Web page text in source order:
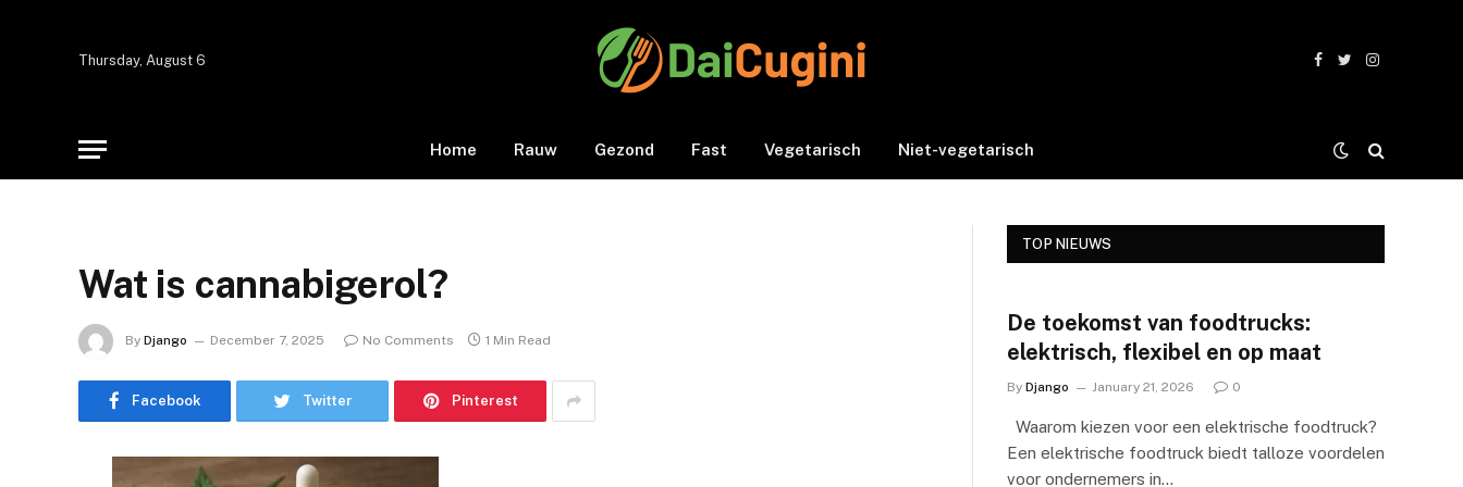
Thursday, August 6
Facebook
TwitterInstagram
Home Rauw Gezond Fast Vegetarisch Niet-vegetarisch
Wat is cannabigerol?
By Django December 7, 2025 No Comments 1 Min Read
Facebook Twitter Pinterest
TOP NIEUWS
De toekomst van foodtrucks:
elektrisch, flexibel en op maat
By Django January 21, 2026 0
Waarom kiezen voor een elektrische foodtruck?
Een elektrische foodtruck biedt talloze voordelen
voor ondernemers in…